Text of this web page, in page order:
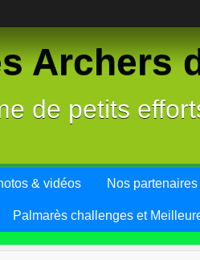
Archers
de petits
& vidéos Nos partenaires
Palmarès challenges et